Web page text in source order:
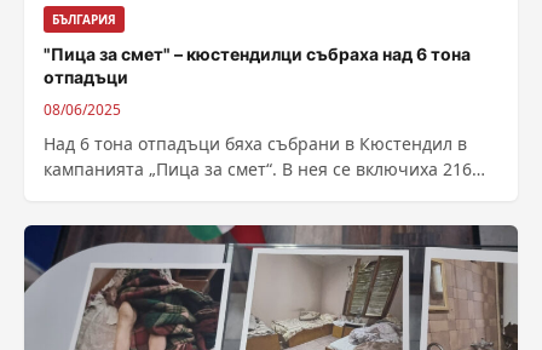
БЪЛГАРИЯ
"Пица за смет" – кюстендилци събраха над 6 тона
отпадъци
08/06/2025
Над 6 тона отпадъци бяха събрани в Кюстендил в
кампанията „Пица за смет“. В нея се включиха 216